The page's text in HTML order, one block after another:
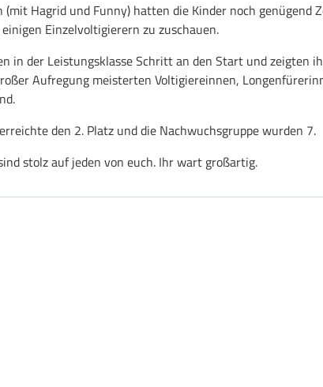
(mit Hagrid und Funny) hatten die Kinder noch genügend
Einzelvoltigierern zu zuschauen.
in der Leistungsklasse Schritt an den Start und zeigten
Aufregung meisterten Voltigiereinnen,
den 2. Platz und die Nachwuchsgruppe wurden 7.
stolz auf jeden von euch. Ihr wart großartig.